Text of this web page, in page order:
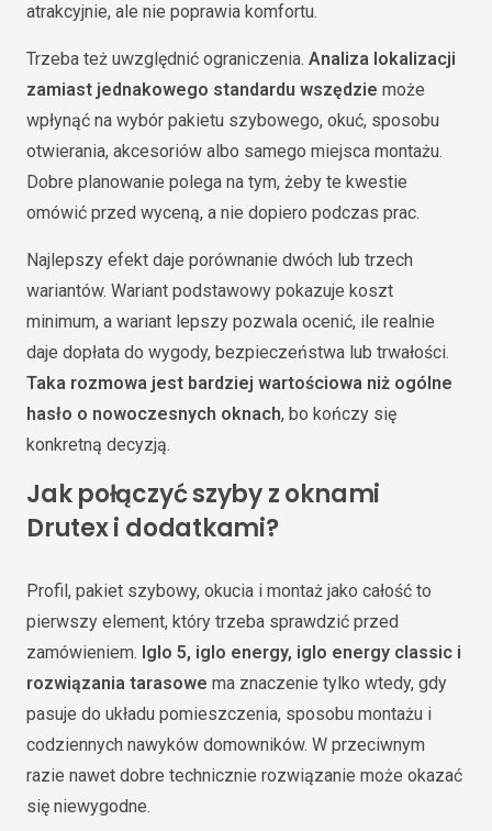
atrakcyjnie, ale nie poprawia komfortu.
Trzeba też uwzględnić ograniczenia. Analiza lokalizacji
zamiast jednakowego standardu wszędzie może
wpłynąć na wybór pakietu szybowego, okuć, sposobu
otwierania, akcesoriów albo samego miejsca montażu.
Dobre planowanie polega na tym, żeby te kwestie
omówić przed wyceną, a nie dopiero podczas prac.
Najlepszy efekt daje porównanie dwóch lub trzech
wariantów. Wariant podstawowy pokazuje koszt
minimum, a wariant lepszy pozwala ocenić, ile realnie
daje dopłata do wygody, bezpieczeństwa lub trwałości.
Taka rozmowa jest bardziej wartościowa niż ogólne
hasło o nowoczesnych oknach, bo kończy się
konkretną decyzją.
Jak połączyć szyby z oknami
Drutex i dodatkami?
Profil, pakiet szybowy, okucia i montaż jako całość to
pierwszy element, który trzeba sprawdzić przed
zamówieniem. Iglo 5, iglo energy, iglo energy classic i
rozwiązania tarasowe ma znaczenie tylko wtedy, gdy
pasuje do układu pomieszczenia, sposobu montażu i
codziennych nawyków domowników. W przeciwnym
razie nawet dobre technicznie rozwiązanie może okazać
się niewygodne.